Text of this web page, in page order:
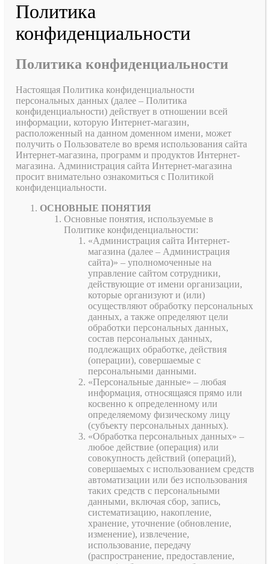
Политика
конфиденциальности
Политика конфиденциальности
Настоящая Политика конфиденциальности
персональных данных (далее – Политика
конфиденциальности) действует в отношении всей
информации, которую Интернет-магазин,
расположенный на данном доменном имени, может
получить о Пользователе во время использования сайта
Интернет-магазина, программ и продуктов Интернет-
магазина. Администрация сайта Интернет-магазина
просит внимательно ознакомиться с Политикой
конфиденциальности.
ОСНОВНЫЕ ПОНЯТИЯ
Основные понятия, используемые в
Политике конфиденциальности:
«Администрация сайта Интернет-
магазина (далее – Администрация
сайта)» – уполномоченные на
управление сайтом сотрудники,
действующие от имени организации,
которые организуют и (или)
осуществляют обработку персональных
данных, а также определяют цели
обработки персональных данных,
состав персональных данных,
подлежащих обработке, действия
(операции), совершаемые с
персональными данными.
«Персональные данные» – любая
информация, относящаяся прямо или
косвенно к определенному или
определяемому физическому лицу
(субъекту персональных данных).
«Обработка персональных данных» –
любое действие (операция) или
совокупность действий (операций),
совершаемых с использованием средств
автоматизации или без использования
таких средств с персональными
данными, включая сбор, запись,
систематизацию, накопление,
хранение, уточнение (обновление,
изменение), извлечение,
использование, передачу
(распространение, предоставление,